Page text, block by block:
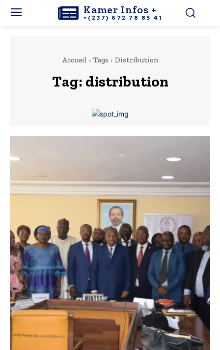
Kamer Infos +
+(237) 672 78 85 41
Accueil Tags Distribution
Tag: distribution